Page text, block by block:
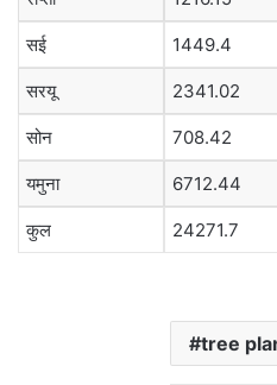
सई 1449.4
सरयू 2341.02
सोन 708.42
यमुना 6712.44
कुल 24271.7
tree